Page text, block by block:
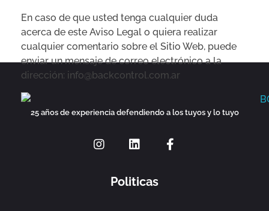
En caso de que usted tenga cualquier duda
acerca de este Aviso Legal o quiera realizar
cualquier comentario sobre el Sitio Web, puede
enviar un mensaje de correo electrónico a la
dirección: info@backcontrol.com.ar
Back Control Seguridad
25 años de experiencia defendiendo a los tuyos y lo tuyo
Politicas